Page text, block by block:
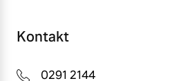
Kontakt
0291 2144